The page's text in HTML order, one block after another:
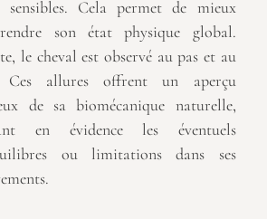
sensibles. Cela permet de mieux
son état physique global.
le cheval est observé au pas et au
allures offrent un aperçu
de sa biomécanique naturelle,
en évidence les éventuels
ou limitations dans ses